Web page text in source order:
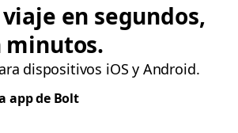
en segundos,
minutos.
dispositivos iOS y Android.
app de Bolt